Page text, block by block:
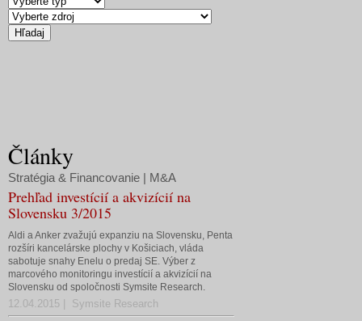
Články
Stratégia & Financovanie | M&A
Prehľad investícií a akvizícií na
Slovensku 3/2015
Aldi a Anker zvažujú expanziu na Slovensku, Penta
rozšíri kancelárske plochy v Košiciach, vláda
sabotuje snahy Enelu o predaj SE. Výber z
marcového monitoringu investícií a akvizícií na
Slovensku od spoločnosti Symsite Research.
12.04.2015 | Symsite Research